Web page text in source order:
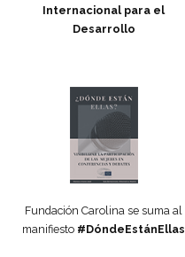
Internacional para el
Desarrollo
Fundación Carolina se suma al
manifiesto #DóndeEstánEllas